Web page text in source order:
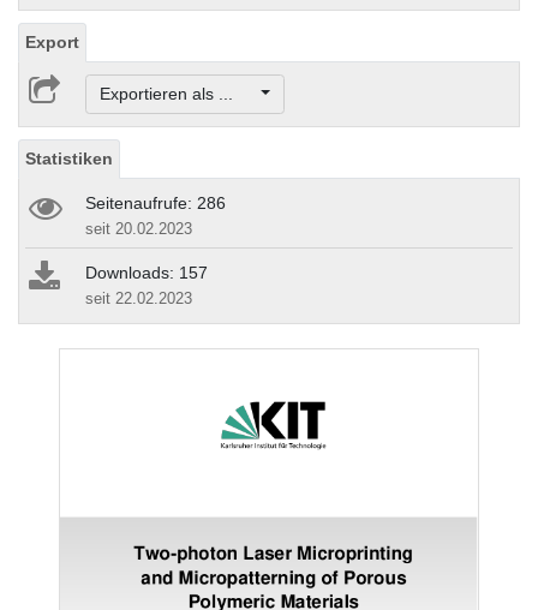
Export
Exportieren als ...
Statistiken
Seitenaufrufe: 286
seit 20.02.2023
Downloads: 157
seit 22.02.2023